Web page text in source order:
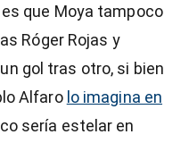
que Moya tampoco
Róger Rojas y
gol tras otro, si bien
Alfaro lo imagina en
sería estelar en